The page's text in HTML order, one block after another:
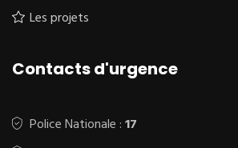
Les projets
Contacts d'urgence
Police Nationale :17